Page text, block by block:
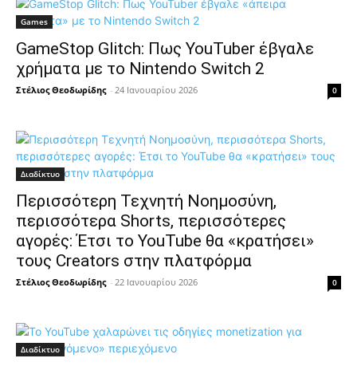
Games
GameStop Glitch: Πως YouTuber έβγαλε
χρήματα με το Nintendo Switch 2
Στέλιος Θεοδωρίδης - 24 Ιανουαρίου 2026 0
Διαδίκτυο
Περισσότερη Τεχνητή Νοημοσύνη,
περισσότερα Shorts, περισσότερες
αγορές: Έτσι το YouTube θα «κρατήσει»
τους Creators στην πλατφόρμα
Στέλιος Θεοδωρίδης - 22 Ιανουαρίου 2026 0
Διαδίκτυο